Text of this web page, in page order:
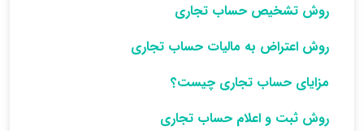
روش تشخیص حساب تجاری
روش اعتراض به مالیات حساب تجاری
مزایای حساب تجاری چیست؟
روش ثبت و اعلام حساب تجاری